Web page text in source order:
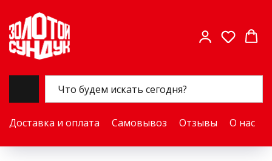
Доставка и оплата Самовывоз Отзывы О нас